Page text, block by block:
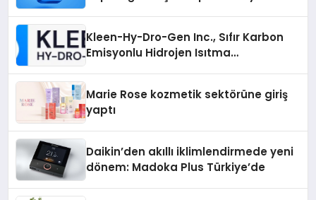
Kleen-Hy-Dro-Gen Inc., Sıfır Karbon
Emisyonlu Hidrojen Isıtma
Marie Rose kozmetik sektörüne giriş
yaptı
Daikin’den akıllı iklimlendirmede yeni
dönem: Madoka Plus Türkiye’de